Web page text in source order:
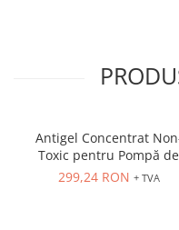
Antigel Concentrat
Toxic pentru Pompă de
Căldură și Instalații
299,24 RON + TVA